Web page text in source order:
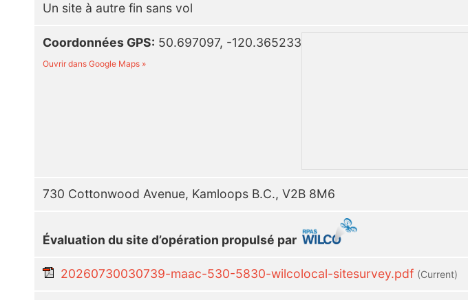
Un site à autre fin sans vol
Coordonnées GPS: 50.697097, -120.365233
Ouvrir dans Google Maps »
730 Cottonwood Avenue, Kamloops B.C., V2B 8M6
Évaluation du site d’opération propulsé par
20260730030739-maac-530-5830-wilcolocal-sitesurvey.pdf (current)